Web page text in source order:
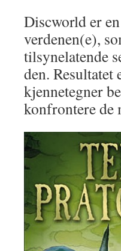
Discworld er
verdenen(e),
tilsynelatende
den. Resultatet
kjennetegner
konfrontere de